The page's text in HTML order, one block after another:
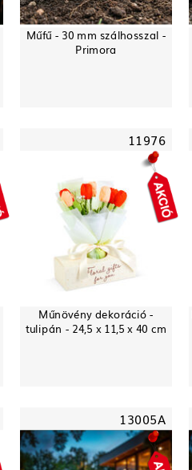
Műfű - 30 mm szálhosszal -
Primora
11976
Műnövény dekoráció -
tulipán - 24,5 x 11,5 x 40 cm
13005A